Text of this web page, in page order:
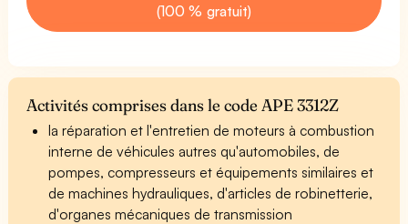
(100 % gratuit)
Activités comprises dans le code APE 3312Z
la réparation et l'entretien de moteurs à combustion
interne de véhicules autres qu'automobiles, de
pompes, compresseurs et équipements similaires et
de machines hydrauliques, d'articles de robinetterie,
d'organes mécaniques de transmission